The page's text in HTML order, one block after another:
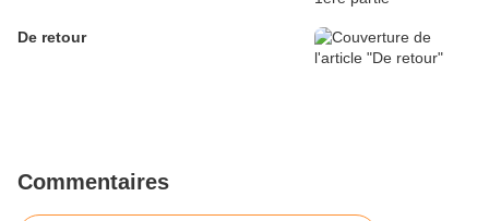
De retour
Commentaires